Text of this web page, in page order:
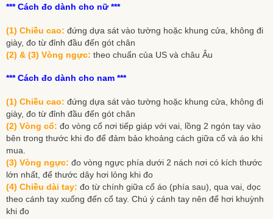
*** Cách đo dành cho nữ ***
(1) Chiều cao: đứng dựa sát vào tường hoặc khung cửa, không đi
giày, đo từ đỉnh đầu đến gót chân
(2) & (3) Vòng ngực: theo chuẩn của US và châu Âu
*** Cách đo dành cho nam ***
(1) Chiều cao: đứng dựa sát vào tường hoặc khung cửa, không đi
giày, đo từ đỉnh đầu đến gót chân
(2) Vòng cổ: đo vòng cổ nơi tiếp giáp với vai, lồng 2 ngón tay vào
bên trong thước khi đo để đảm bảo khoảng cách giữa cổ và áo khi
mua.
(3) Vòng ngực: đo vòng ngực phía dưới 2 nách nơi có kích thước
lớn nhất, để thước dây hơi lỏng khi đo
(4) Chiều dài tay: đo từ chính giữa cổ áo (phía sau), qua vai, dọc
theo cánh tay xuống đến cổ tay. Chú ý cánh tay nên để hơi khuỳnh
khi đo